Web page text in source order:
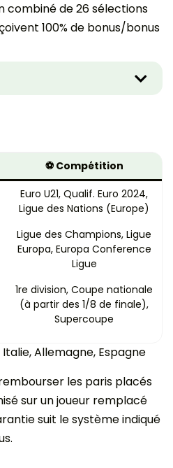
combiné de 26 sélections
100% de bonus/bonus
c
o
n
e
n
⚽ Compétition
Euro U21, Qualif. Euro 2024,
Ligue des Nations (Europe)
Ligue des Champions, Ligue
Europa, Europa Conference
Ligue
1re division, Coupe nationale
(à partir des 1/8 de finale),
Supercoupe
Allemagne, Espagne
les paris placés
sur un joueur remplacé
suit le système indiqué